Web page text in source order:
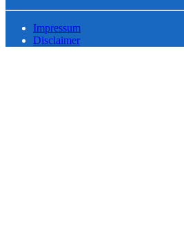
Impressum
Disclaimer